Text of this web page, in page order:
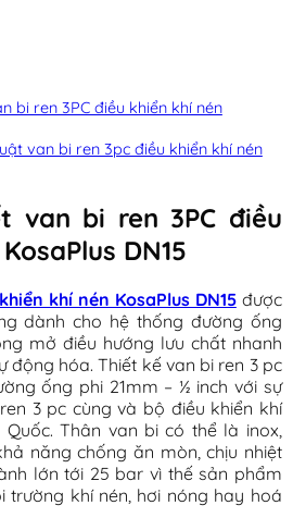
bi ren 3PC điều khiển khí nén
van bi ren 3pc điều khiển khí nén
van bi ren 3PC điều
DN15
khí nén KosaPlus DN15được
dành cho hệ thống đường ống
mở điều hướng lưu chất nhanh
động hóa. Thiết kế van bi ren 3 pc
ống phi 21mm – ½ inch với sự
3 pc cùng và bộ điều khiển khí
Quốc. Thân van bi có thể là inox,
năng chống ăn mòn, chịu nhiệt
lớn tới 25 bar vì thế sản phẩm
trường khí nén, hơi nóng hay hoá